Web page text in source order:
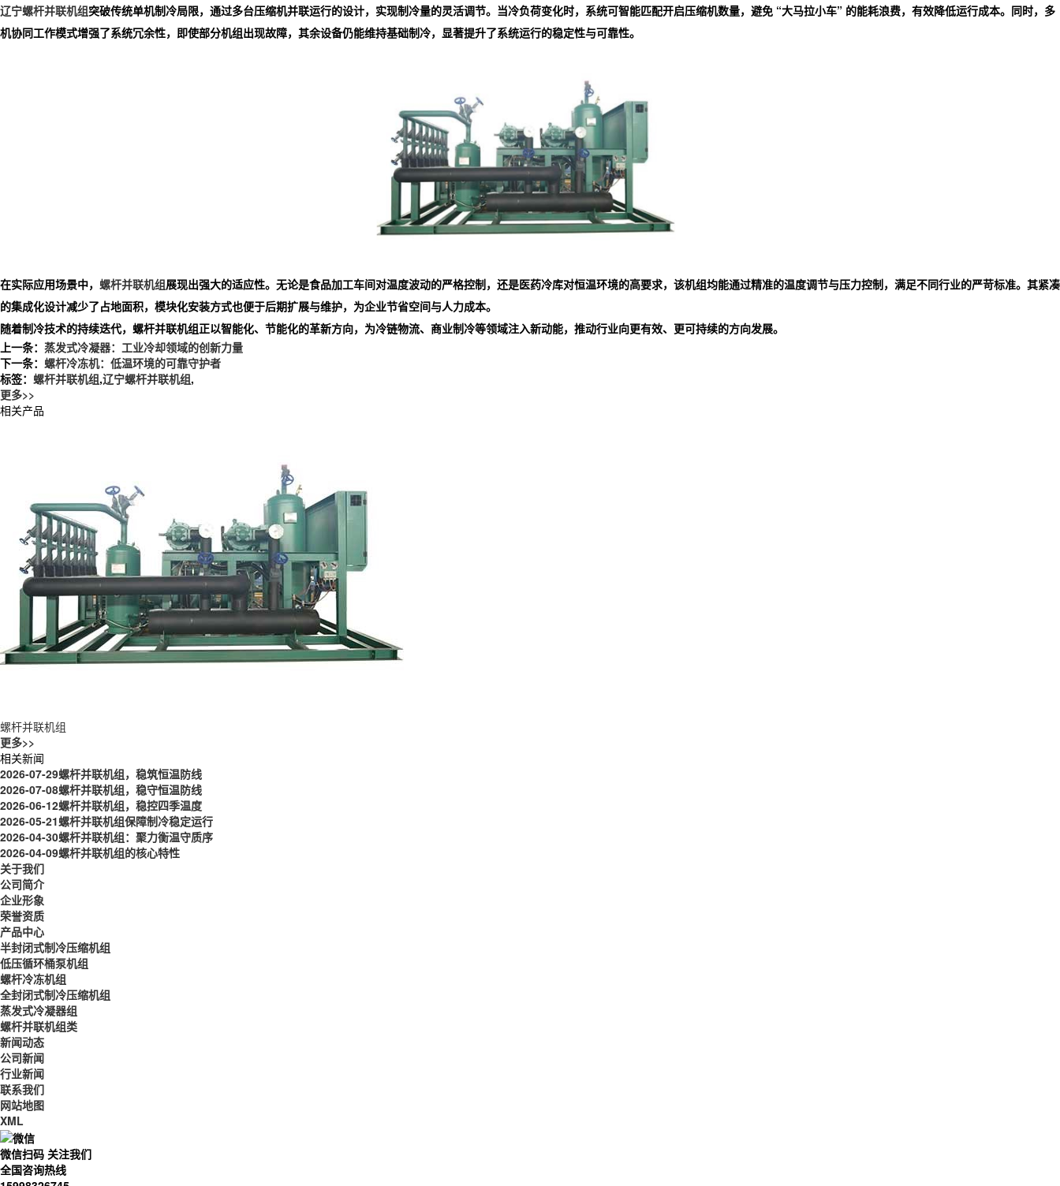
辽宁螺杆并联机组突破传统单机制冷局限，通过多台压缩机并联运行的设计，实现制冷量的灵活调节。当冷负荷变化时，系统可智能匹配开启压缩机数量，避免 “大马拉小车” 的能耗浪费，有效降低运行成本。同时，多
机协同工作模式增强了系统冗余性，即使部分机组出现故障，其余设备仍能维持基础制冷，显著提升了系统运行的稳定性与可靠性。
在实际应用场景中， 螺杆并联机组展现出强大的适应性。无论是食品加工车间对温度波动的严格控制，还是医药冷库对恒温环境的高要求，该机组均能通过精准的温度调节与压力控制，满足不同行业的严苛标准。其紧凑
的集成化设计减少了占地面积，模块化安装方式也便于后期扩展与维护，为企业节省空间与人力成本。
随着制冷技术的持续迭代，螺杆并联机组正以智能化、节能化的革新方向，为冷链物流、商业制冷等领域注入新动能，推动行业向更有效、更可持续的方向发展。
上一条： 蒸发式冷凝器：工业冷却领域的创新力量
下一条： 螺杆冷冻机：低温环境的可靠守护者
标签： 螺杆并联机组,辽宁螺杆并联机组,
更多>>
相关产品
螺杆并联机组
更多>>
相关新闻
2026-07-29螺杆并联机组，稳筑恒温防线
2026-07-08螺杆并联机组，稳守恒温防线
2026-06-12螺杆并联机组，稳控四季温度
2026-05-21螺杆并联机组保障制冷稳定运行
2026-04-30螺杆并联机组：聚力衡温守质序
2026-04-09螺杆并联机组的核心特性
关于我们
公司简介
企业形象
荣誉资质
产品中心
半封闭式制冷压缩机组
低压循环桶泵机组
螺杆冷冻机组
全封闭式制冷压缩机组
蒸发式冷凝器组
螺杆并联机组类
新闻动态
公司新闻
行业新闻
联系我们
网站地图
XML
微信扫码 关注我们
全国咨询热线